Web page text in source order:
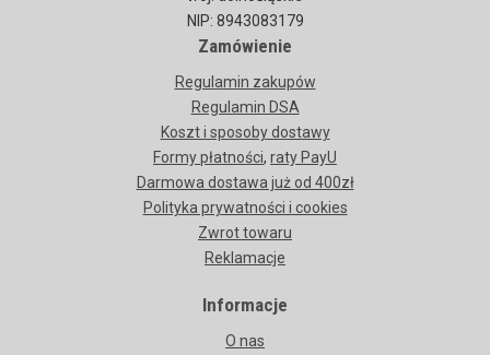
NIP: 8943083179
Zamówienie
Regulamin zakupów
Regulamin DSA
Koszt i sposoby dostawy
Formy płatności, raty PayU
Darmowa dostawa już od 400zł
Polityka prywatności i cookies
Zwrot towaru
Reklamacje
Informacje
O nas